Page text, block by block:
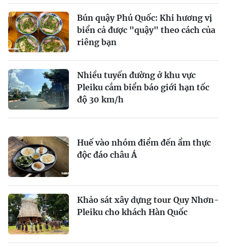
Bún quậy Phú Quốc: Khi hương vị
biển cả được "quậy" theo cách của
riêng bạn
Nhiều tuyến đường ở khu vực
Pleiku cắm biển báo giới hạn tốc
độ 30 km/h
Huế vào nhóm điểm đến ẩm thực
độc đáo châu Á
Khảo sát xây dựng tour Quy Nhơn-
Pleiku cho khách Hàn Quốc